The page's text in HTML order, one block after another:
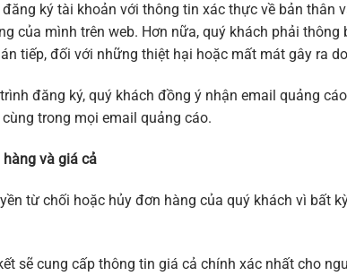
ký tài khoản với thông tin xác thực về bản
của mình trên web. Hơn nữa, quý khách phải
tiếp, đối với những thiệt hại hoặc mất mát gây ra
đăng ký, quý khách đồng ý nhận email quảng
trong mọi email quảng cáo.
và giá cả
từ chối hoặc hủy đơn hàng của quý khách vì bất
sẽ cung cấp thông tin giá cả chính xác nhất cho